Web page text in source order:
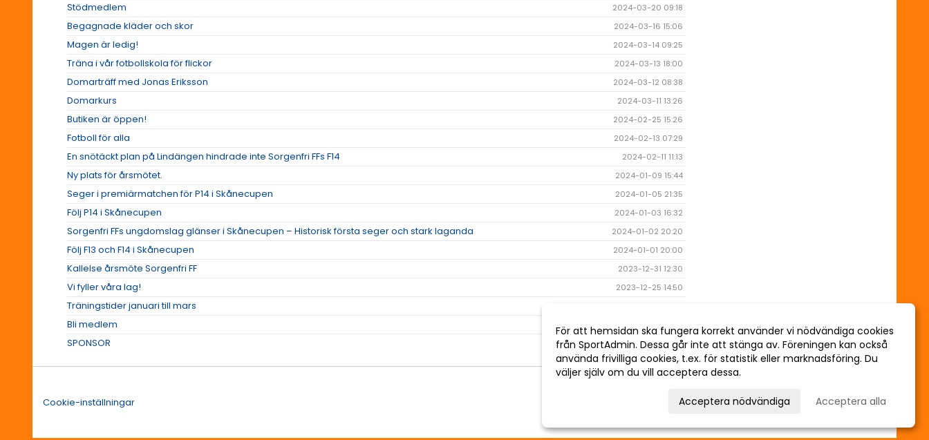
Stödmedlem 2024-03-20 09:18
Begagnade kläder och skor 2024-03-16 15:06
Magen är ledig! 2024-03-14 09:25
Träna i vår fotbollskola för flickor 2024-03-13 18:00
Domarträff med Jonas Eriksson 2024-03-12 08:38
Domarkurs 2024-03-11 13:26
Butiken är öppen! 2024-02-25 15:26
Fotboll för alla 2024-02-13 07:29
En snötäckt plan på Lindängen hindrade inte Sorgenfri FFs F14 2024-02-11 11:13
Ny plats för årsmötet. 2024-01-09 15:44
Seger i premiärmatchen för P14 i Skånecupen 2024-01-05 21:35
Följ P14 i Skånecupen 2024-01-03 16:32
Sorgenfri FFs ungdomslag glänser i Skånecupen – Historisk första seger och stark laganda 2024-01-02 20:20
Följ F13 och F14 i Skånecupen 2024-01-01 20:00
Kallelse årsmöte Sorgenfri FF 2023-12-31 12:30
Vi fyller våra lag! 2023-12-25 14:50
Träningstider januari till mars
Bli medlem 2023-12-11 08:00
SPONSOR 2023-12-10 09:10
Cookie-inställningar
För att hemsidan ska fungera korrekt använder vi nödvändiga cookies
från SportAdmin. Dessa går inte att stänga av. Föreningen kan också
använda frivilliga cookies, t.ex. för statistik eller marknadsföring. Du
väljer själv om du vill acceptera dessa.
Acceptera nödvändiga Acceptera alla